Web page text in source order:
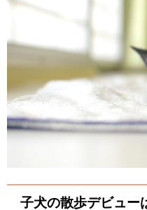
子犬の散歩デビュー